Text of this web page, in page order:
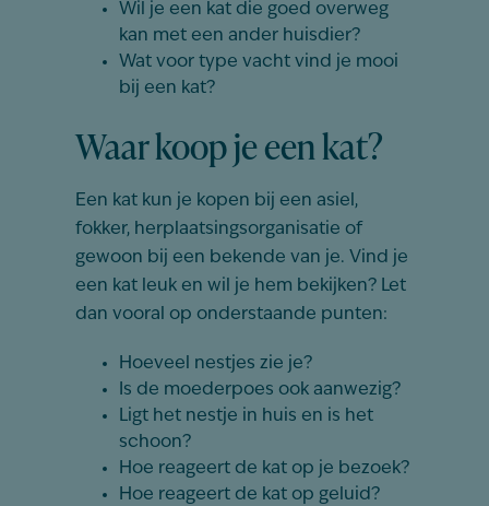
Wil je een kat die goed overweg
kan met een ander huisdier?
Wat voor type vacht vind je mooi
bij een kat?
Waar koop je een kat?
Een kat kun je kopen bij een asiel,
fokker, herplaatsingsorganisatie of
gewoon bij een bekende van je. Vind je
een kat leuk en wil je hem bekijken? Let
dan vooral op onderstaande punten:
Hoeveel nestjes zie je?
Is de moederpoes ook aanwezig?
Ligt het nestje in huis en is het
schoon?
Hoe reageert de kat op je bezoek?
Hoe reageert de kat op geluid?